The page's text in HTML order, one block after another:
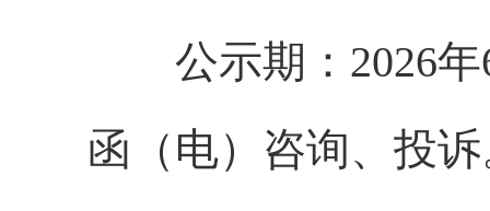
公示期： 2026年
函（电）咨询、投